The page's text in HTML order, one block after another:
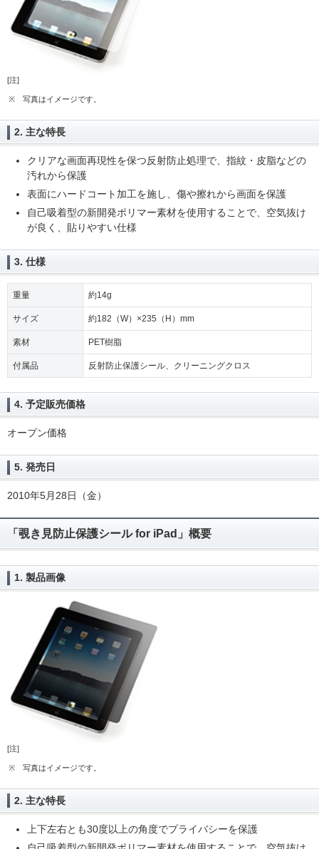
[注]
※ 写真はイメージです。
2. 主な特長
クリアな画面再現性を保つ反射防止処理で、指紋・皮脂などの
汚れから保護
表面にハードコート加工を施し、傷や擦れから画面を保護
自己吸着型の新開発ポリマー素材を使用することで、空気抜け
が良く、貼りやすい仕様
3. 仕様
重量 約14g
サイズ 約182（W）×235（H）mm
素材 PET樹脂
付属品 反射防止保護シール、クリーニングクロス
4. 予定販売価格
オープン価格
5. 発売日
2010年5月28日（金）
「覗き見防止保護シール for iPad」概要
1. 製品画像
[注]
※ 写真はイメージです。
2. 主な特長
上下左右とも30度以上の角度でプライバシーを保護